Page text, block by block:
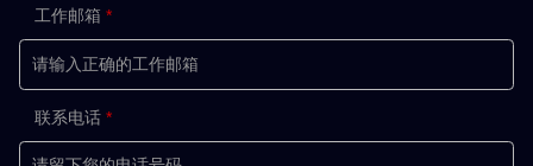
工作邮箱
联系电话